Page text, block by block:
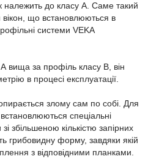
належить до класу А. Саме такий
що встановлюються в
системи VEKA
вища за профіль класу В, він
в процесі експлуатації.
злому сам по собі. Для
спеціальні
збільшеною кількістю запірних
грибовидну форму, завдяки якій
з відповідними планками.